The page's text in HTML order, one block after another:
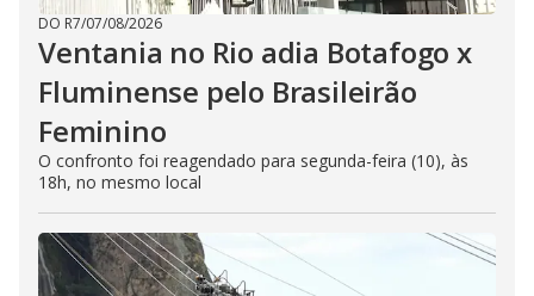
o
DO R7/07/08/2026
Ventania no Rio adia Botafogo x
Fluminense pelo Brasileirão
Feminino
O confronto foi reagendado para segunda-feira (10), às
18h, no mesmo local